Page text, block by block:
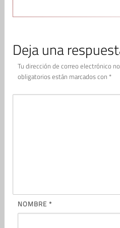
Deja una
Tu dirección de correo electrónico
obligatorios están marcados con *
NOMBRE *